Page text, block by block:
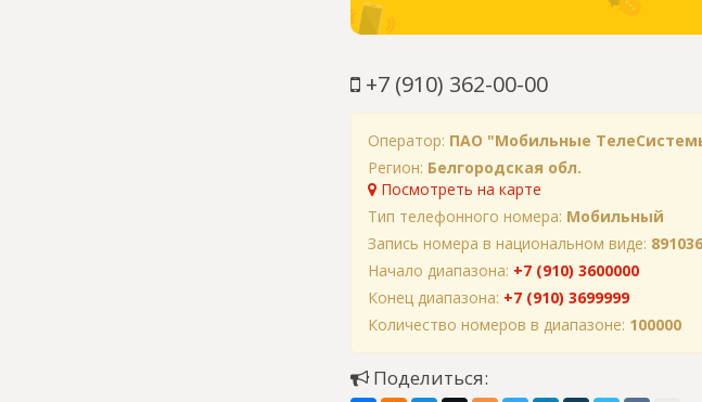
+7 (910) 362-00-00
Оператор: ПАО "Мобильные
Регион: Белгородская обл.
Посмотреть на карте
Тип телефонного номера: Мобильный
Запись номера в национальном виде:
Начало диапазона: +7 (910) 3600000
Конец диапазона: +7 (910) 3699999
Количество номеров в диапазоне: 100000
Поделиться: